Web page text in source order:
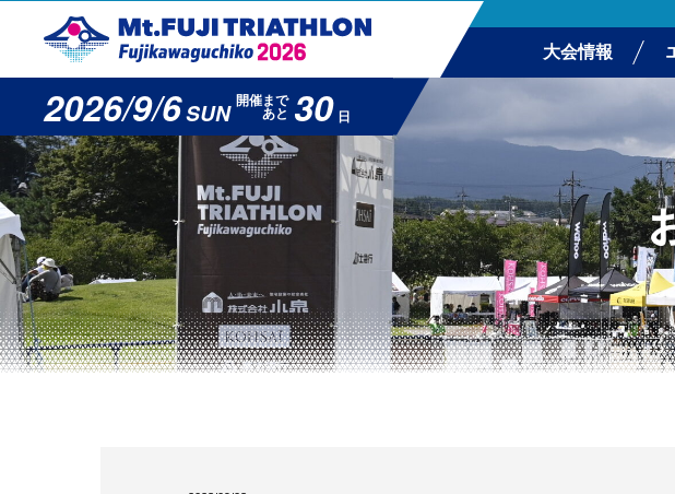
大会情報
2026/9/6SUN 開催まで
あと 30 日